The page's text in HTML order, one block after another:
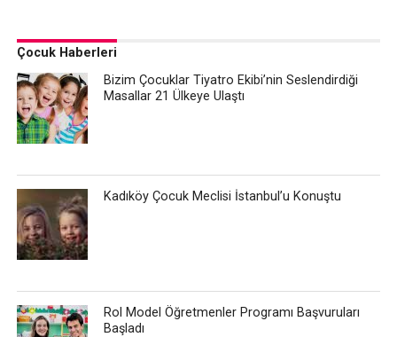
Çocuk Haberleri
Bizim Çocuklar Tiyatro Ekibi’nin Seslendirdiği
Masallar 21 Ülkeye Ulaştı
Kadıköy Çocuk Meclisi İstanbul’u Konuştu
Rol Model Öğretmenler Programı Başvuruları
Başladı